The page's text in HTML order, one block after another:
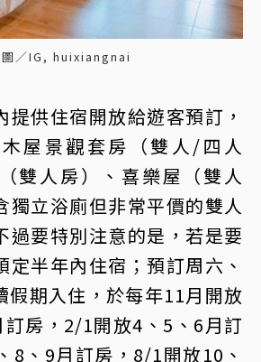
圖／IG, huixiangnai
提供住宿開放給遊客預訂，
屋景觀套房（雙人/四人
雙人房）、喜樂屋（雙人
獨立浴廁但非常平價的雙人
過要特別注意的是，若是要
定半年內住宿；預訂周六、
假期入住，於每年11月開放
房，2/1開放4、5、6月訂
8、9月訂房，8/1開放10、